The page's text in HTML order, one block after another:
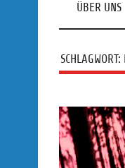
ÜBER UNS
SCHLAGWORT: